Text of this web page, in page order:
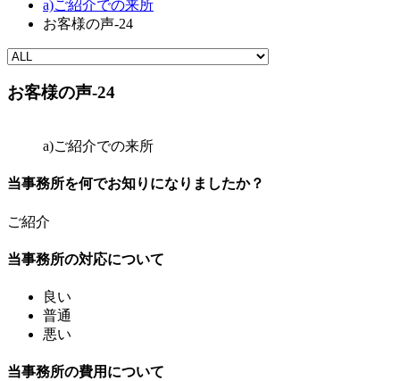
a)ご紹介での来所
お客様の声-24
お客様の声-24
a)ご紹介での来所
当事務所を何でお知りになりましたか？
ご紹介
当事務所の対応について
良い
普通
悪い
当事務所の費用について